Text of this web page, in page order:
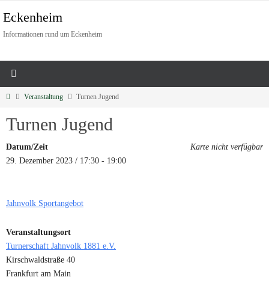
Eckenheim
Informationen rund um Eckenheim
Veranstaltung Turnen Jugend
Turnen Jugend
Karte nicht verfügbar
Datum/Zeit
29. Dezember 2023 / 17:30 - 19:00
Jahnvolk Sportangebot
Veranstaltungsort
Turnerschaft Jahnvolk 1881 e.V.
Kirschwaldstraße 40
Frankfurt am Main